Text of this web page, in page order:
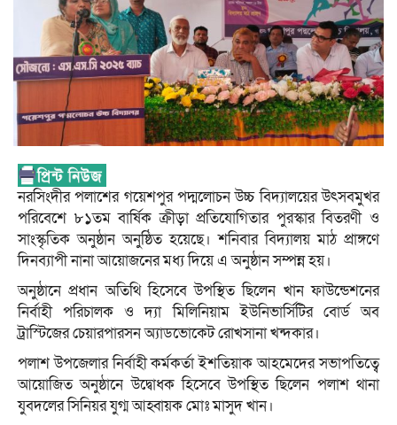
নরসিংদীর পলাশের গয়েশপুর পদ্মলোচন উচ্চ বিদ্যালয়ের উৎসবমুখর
পরিবেশে ৮১তম বার্ষিক ক্রীড়া প্রতিযোগিতার পুরস্কার বিতরণী ও
সাংস্কৃতিক অনুষ্ঠান অনুষ্ঠিত হয়েছে। শনিবার বিদ্যালয় মাঠ প্রাঙ্গণে
দিনব্যাপী নানা আয়োজনের মধ্য দিয়ে এ অনুষ্ঠান সম্পন্ন হয়।
অনুষ্ঠানে প্রধান অতিথি হিসেবে উপস্থিত ছিলেন খান ফাউন্ডেশনের
নির্বাহী পরিচালক ও দ্যা মিলিনিয়াম ইউনিভার্সিটির বোর্ড অব
ট্রাস্টিজের চেয়ারপারসন অ্যাডভোকেট রোখসানা খন্দকার।
পলাশ উপজেলার নির্বাহী কর্মকর্তা ইশতিয়াক আহমেদের সভাপতিত্বে
আয়োজিত অনুষ্ঠানে উদ্বোধক হিসেবে উপস্থিত ছিলেন পলাশ থানা
যুবদলের সিনিয়র যুগ্ম আহ্বায়ক মোঃ মাসুদ খান।